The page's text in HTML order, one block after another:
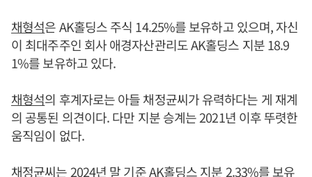
채형석은 AK홀딩스 주식 14.25%를 보유하고 있으며, 자신
이 최대주주인 회사 애경자산관리도 AK홀딩스 지분 18.9
1%를 보유하고 있다.
채형석의 후계자로는 아들 채정균씨가 유력하다는 게 재계
의 공통된 의견이다. 다만 지분 승계는 2021년 이후 뚜렷한
움직임이 없다.
채정균씨는 2024년 말 기준 AK홀딩스 지분 2.33%를 보유